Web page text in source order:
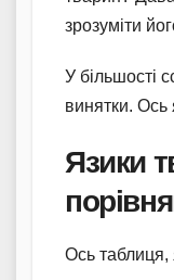
зрозуміти
У більшості
винятки. Ось
Язики
Ось таблиця,